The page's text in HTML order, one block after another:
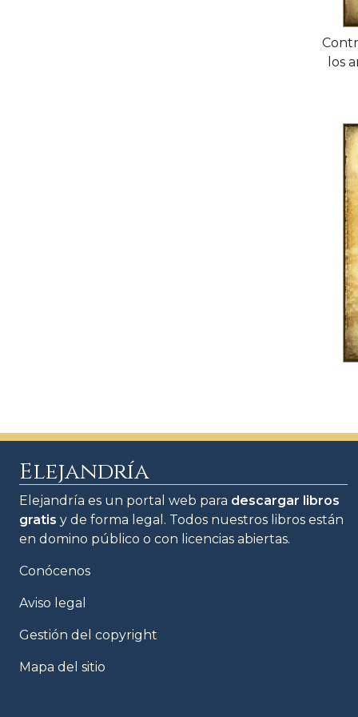
los
Elejandría
Elejandría es un portal web para descargar libros
gratis y de forma legal. Todos nuestros libros están
en domino público o con licencias abiertas.
Conócenos
Aviso legal
Gestión del copyright
Mapa del sitio